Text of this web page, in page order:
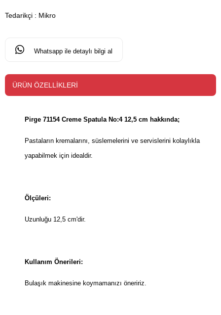
Tedarikçi : Mikro
Whatsapp ile detaylı bilgi al
ÜRÜN ÖZELLIKLERI
Pirge 71154 Creme Spatula No:4 12,5 cm hakkında;
Pastaların kremalarını, süslemelerini ve servislerini kolaylıkla
yapabilmek için idealdir.
Ölçüleri:
Uzunluğu 12,5 cm'dir.
Kullanım Önerileri:
Bulaşık makinesine koymamanızı öneririz.